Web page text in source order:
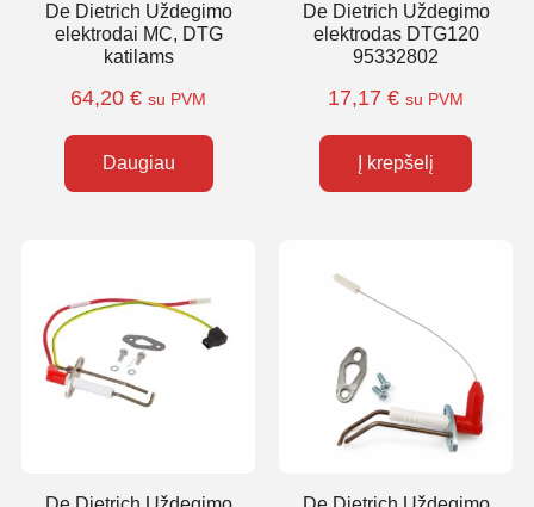
De Dietrich Uždegimo
elektrodai MC, DTG
katilams
64,20 € su PVM
Daugiau
De Dietrich Uždegimo
elektrodas DTG120
95332802
17,17 € su PVM
Į krepšelį